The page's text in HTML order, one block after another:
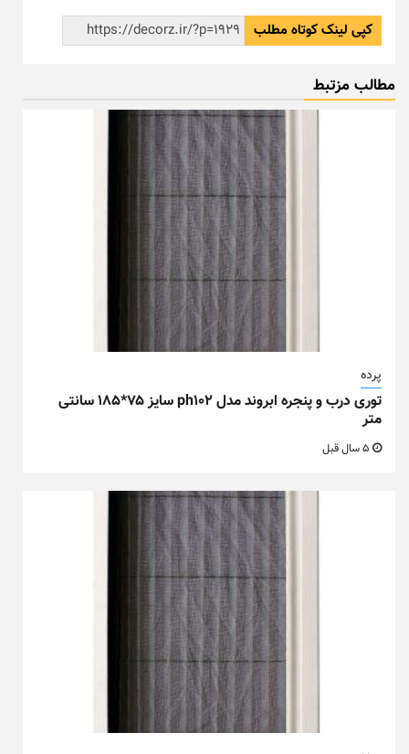
کپی لینک کوتاه مطلب
مطالب مزتبط
پرده
توری درب و پنجره ابروند مدل ph102 سایز ۷۵*۱۸۵ سانتی
متر